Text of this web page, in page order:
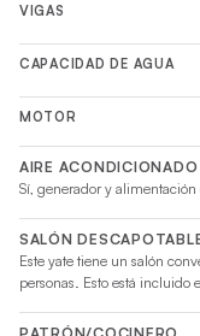
VIGAS
CAPACIDAD DE AGUA
MOTOR
AIRE ACONDICIONADO
Sí, generador y alimentación
SALÓN
Este yate tiene un salón
personas. Esto está incluido